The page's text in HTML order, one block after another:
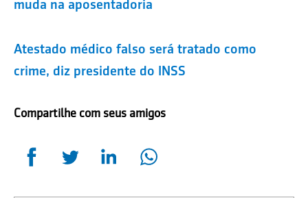
muda na aposentadoria
Atestado médico falso será tratado como
crime, diz presidente do INSS
Compartilhe com seus amigos